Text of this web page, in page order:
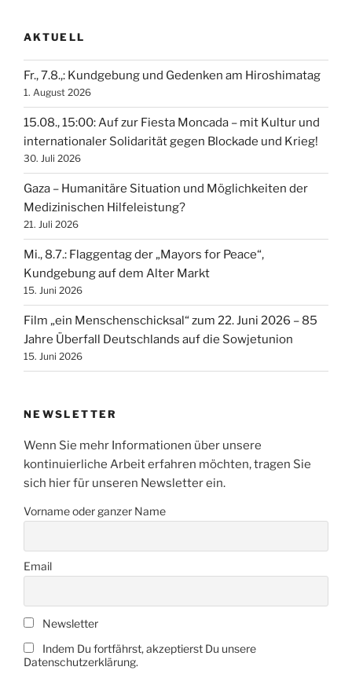
AKTUELL
Fr., 7.8.,: Kundgebung und Gedenken am Hiroshimatag
1. August 2026
15.08., 15:00: Auf zur Fiesta Moncada – mit Kultur und
internationaler Solidarität gegen Blockade und Krieg!
30. Juli 2026
Gaza – Humanitäre Situation und Möglichkeiten der
Medizinischen Hilfeleistung?
21. Juli 2026
Mi., 8.7.: Flaggentag der „Mayors for Peace“,
Kundgebung auf dem Alter Markt
15. Juni 2026
Film „ein Menschenschicksal“ zum 22. Juni 2026 – 85
Jahre Überfall Deutschlands auf die Sowjetunion
15. Juni 2026
NEWSLETTER
Wenn Sie mehr Informationen über unsere
kontinuierliche Arbeit erfahren möchten, tragen Sie
sich hier für unseren Newsletter ein.
Vorname oder ganzer Name
Email
Newsletter
Indem Du fortfährst, akzeptierst Du unsere
Datenschutzerklärung.